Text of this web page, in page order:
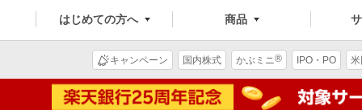
はじめての方へ 商品
キャンペーン 国内株式 かぶミニ® IPO・PO